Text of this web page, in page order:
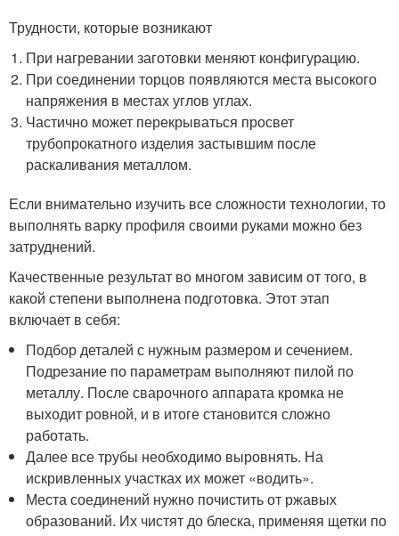
Трудности, которые возникают
При нагревании заготовки меняют конфигурацию.
При соединении торцов появляются места высокого
напряжения в местах углов углах.
Частично может перекрываться просвет
трубопрокатного изделия застывшим после
раскаливания металлом.
Если внимательно изучить все сложности технологии, то
выполнять варку профиля своими руками можно без
затруднений.
Качественные результат во многом зависим от того, в
какой степени выполнена подготовка. Этот этап
включает в себя:
Подбор деталей с нужным размером и сечением.
Подрезание по параметрам выполняют пилой по
металлу. После сварочного аппарата кромка не
выходит ровной, и в итоге становится сложно
работать.
Далее все трубы необходимо выровнять. На
искривленных участках их может «водить».
Места соединений нужно почистить от ржавых
образований. Их чистят до блеска, применяя щетки по